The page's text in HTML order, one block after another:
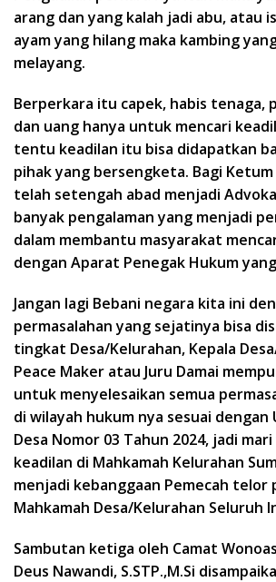
arang dan yang kalah jadi abu, atau
ayam yang hilang maka kambing
melayang.
Berperkara itu capek, habis tenaga,
dan uang hanya untuk mencari
tentu keadilan itu bisa didapatkan
pihak yang bersengketa. Bagi Ketum
telah setengah abad menjadi
banyak pengalaman yang menjadi
dalam membantu masyarakat
dengan Aparat Penegak Hukum
Jangan lagi Bebani negara kita ini
permasalahan yang sejatinya bisa
tingkat Desa/Kelurahan, Kepala
Peace Maker atau Juru Damai
untuk menyelesaikan semua
di wilayah hukum nya sesuai dengan
Desa Nomor 03 Tahun 2024, jadi
keadilan di Mahkamah Kelurahan
menjadi kebanggaan Pemecah telor
Mahkamah Desa/Kelurahan Seluruh
Sambutan ketiga oleh Camat
Deus Nawandi, S.STP.,M.Si